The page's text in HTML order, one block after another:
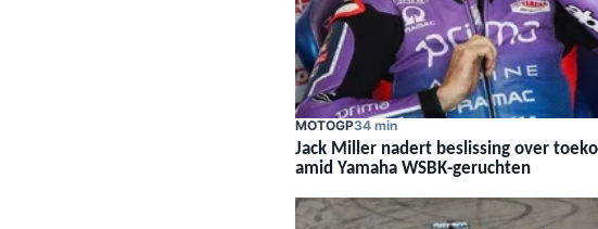
DTM
MOTOGP34 min
Jack Miller nadert beslissing over
amid Yamaha WSBK-geruchten